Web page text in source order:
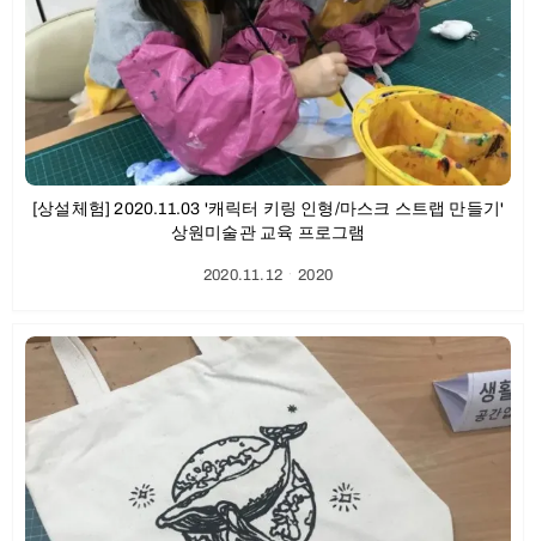
[상설체험] 2020.11.03 '캐릭터 키링 인형/마스크 스트랩 만들기'
상원미술관 교육 프로그램
2020.11.12ㆍ2020